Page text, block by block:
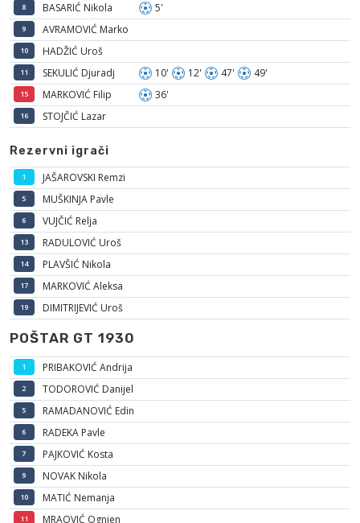
8 BASARIĆ Nikola 5'
9 AVRAMOVIĆ Marko
10 HADŽIĆ Uroš
11 SEKULIĆ Djuradj 10' 12' 47' 49'
15 MARKOVIĆ Filip 36'
16 STOJČIĆ Lazar
Rezervni igrači
1 JAŠAROVSKI Remzi
5 MUŠKINJA Pavle
6 VUJČIĆ Relja
13 RADULOVIĆ Uroš
14 PLAVŠIĆ Nikola
17 MARKOVIĆ Aleksa
19 DIMITRIJEVIĆ Uroš
POŠTAR GT 1930
1 PRIBAKOVIĆ Andrija
2 TODOROVIĆ Danijel
5 RAMADANOVIĆ Edin
6 RADEKA Pavle
7 PAJKOVIĆ Kosta
9 NOVAK Nikola
10 MATIĆ Nemanja
11 MRAOVIĆ Ognjen